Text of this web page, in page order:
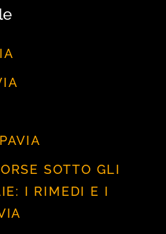
SOTTO GLI
I RIMEDI E I